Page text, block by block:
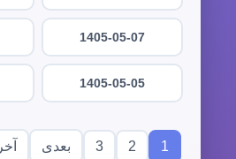
1405-05-07
1405-05-05
1
2
3 بعدی آخر